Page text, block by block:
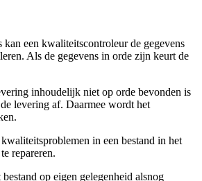
kan een kwaliteitscontroleur de gegevens
Als de gegevens in orde zijn keurt de
inhoudelijk niet op orde bevonden is
levering af. Daarmee wordt het
in een bestand in het
repareren.
op eigen gelegenheid alsnog